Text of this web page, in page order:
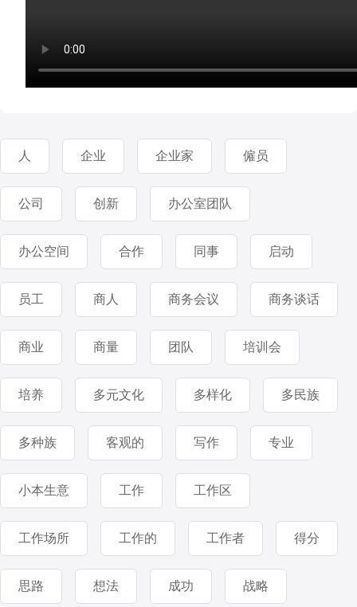
人 企业 企业家 僱员
公司 创新 办公室团队
办公空间 合作 同事 启动
员工 商人 商务会议 商务谈话
商业 商量 团队 培训会
培养 多元文化 多样化 多民族
多种族 客观的 写作 专业
小本生意 工作 工作区
工作场所 工作的 工作者 得分
思路 想法 成功 战略